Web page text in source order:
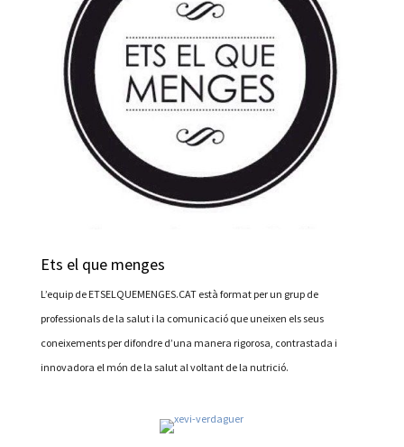
Ets el que menges
L’equip de ETSELQUEMENGES.CAT està format per un grup de
professionals de la salut i la comunicació que uneixen els seus
coneixements per difondre d’una manera rigorosa, contrastada i
innovadora el món de la salut al voltant de la nutrició.